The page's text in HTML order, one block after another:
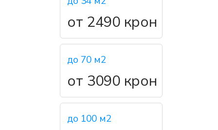
от 2490 крон
до 70 м2
от 3090 крон
до 100 м2